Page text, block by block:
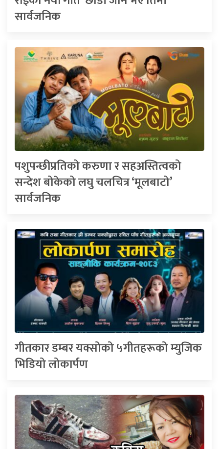
सार्वजनिक
पशुपन्छीप्रतिको करुणा र सहअस्तित्वको
सन्देश बोकेको लघु चलचित्र ‘मूलबाटो’
सार्वजनिक
गीतकार डम्बर यक्सोको ५गीतहरूको म्युजिक
भिडियो लोकार्पण